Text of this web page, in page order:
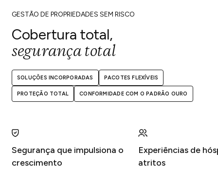
GESTÃO DE PROPRIEDADES SEM RISCO
Cobertura total,
segurança total
SOLUÇÕES INCORPORADAS PACOTES FLEXÍVEIS
PROTEÇÃO TOTAL CONFORMIDADE COM O PADRÃO OURO
Segurança que impulsiona o
crescimento
Experiências de
atritos